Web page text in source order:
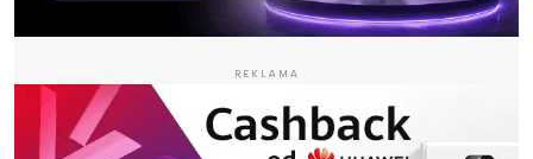
REKLAMA